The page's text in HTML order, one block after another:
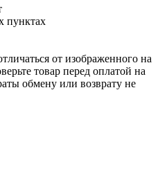
пунктах
от изображенного на
товар перед оплатой на
обмену или возврату не